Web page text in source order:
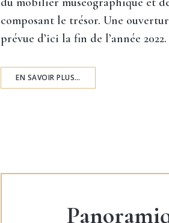
composant le trésor. Une
prévue d’ici la fin de l’année 2022.
EN SAVOIR PLUS…